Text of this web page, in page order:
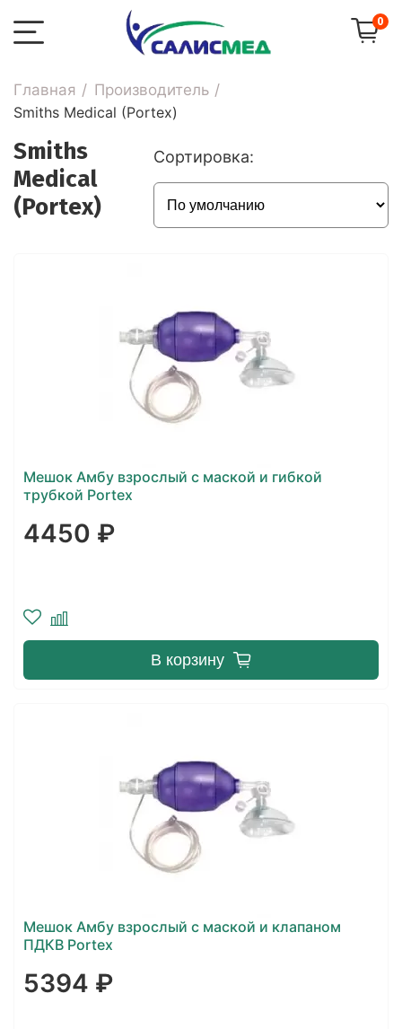
0
Главная
Производитель
Smiths Medical (Portex)
Smiths
Medical
(Portex)
Сортировка:
Мешок Амбу взрослый с маской и гибкой
трубкой Portex
4450 ₽
В корзину
Мешок Амбу взрослый с маской и клапаном
ПДКВ Portex
5394 ₽